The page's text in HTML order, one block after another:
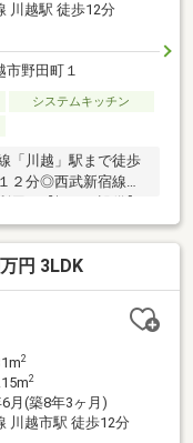
川越駅 徒歩12分
市野田町１
システムキッチン
「川越」駅まで徒歩
２分◎西武新宿線
一条工務店施工◎２
ＤＫ◎１・２階それ
◎ロフトあり◎全館
バルコニー
円 3LDK
2
2
月(築8年3ヶ月)
川越市駅 徒歩12分